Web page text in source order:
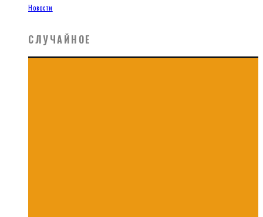
Новости
СЛУЧАЙНОЕ